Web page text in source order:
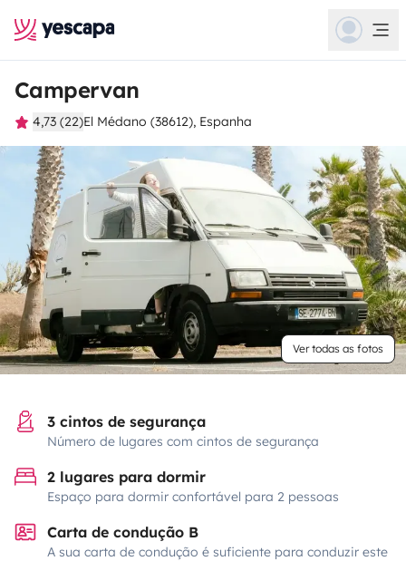
Campervan
4,73 (22)El Médano (38612), Espanha
Ver todas as fotos
3 cintos de segurança
Número de lugares com cintos de segurança
2 lugares para dormir
Espaço para dormir confortável para 2 pessoas
Carta de condução B
A sua carta de condução é suficiente para conduzir este